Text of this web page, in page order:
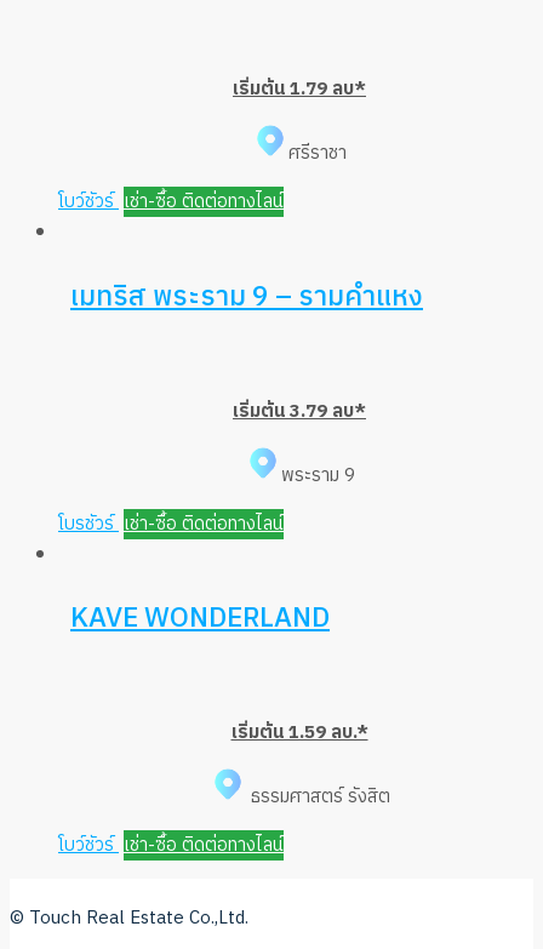
เริ่มต้น 1.79 ลบ*
ศรีราชา
โบว์ชัวร์เช่า-ซื้อ ติดต่อทางไลน์
เมทริส พระราม 9 – รามคำแหง
เริ่มต้น 3.79 ลบ*
พระราม 9
โบรชัวร์เช่า-ซื้อ ติดต่อทางไลน์
KAVE WONDERLAND
เริ่มต้น 1.59 ลบ.*
ธรรมศาสตร์ รังสิต
โบว์ชัวร์เช่า-ซื้อ ติดต่อทางไลน์
© Touch Real Estate Co.,Ltd.